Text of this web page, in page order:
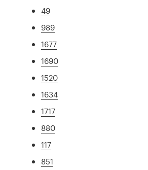
49
989
1677
1690
1520
1634
1717
880
117
851